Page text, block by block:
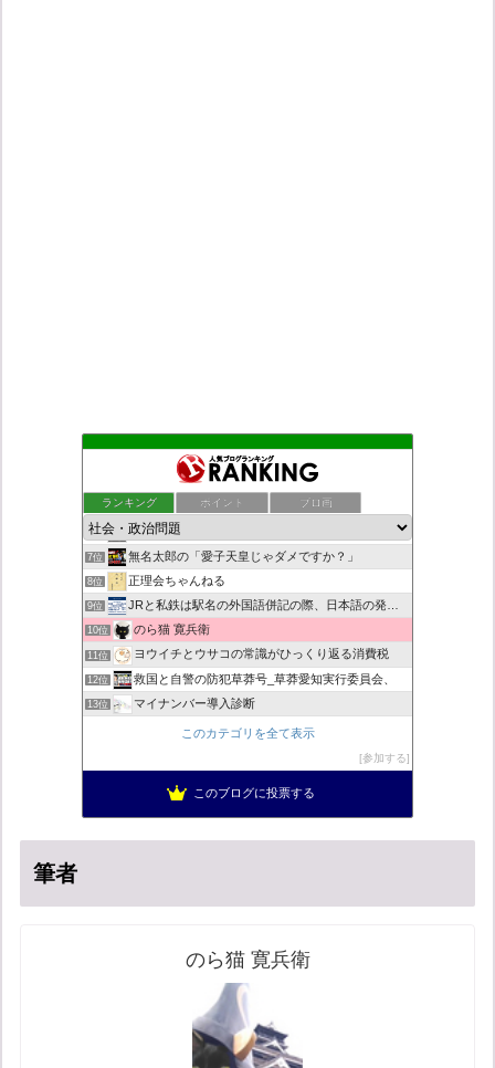
ランキング ポイント ブロ画
ダリチョコ dalichoko
死神タカ位置サナエのオイルショックドクトリン憲法改悪計画！
恥を知れ、恥を
6位 みんなのブラック企業通信簿
7位 無名太郎の「愛子天皇じゃダメですか？」
8位 正理会ちゃんねる
9位 JRと私鉄は駅名の外国語併記の際、日本語の発音/…
10位 のら猫 寛兵衛
11位 ヨウイチとウサコの常識がひっくり返る消費税
12位 救国と自警の防犯草莽号_草莽愛知実行委員会、
13位 マイナンバー導入診断
日本の覚醒
超革新ひふみ神示
このカテゴリを全て表示
参加する
このブログに投票する
筆者
のら猫 寛兵衛